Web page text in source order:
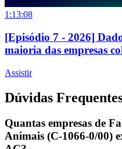
1:13:08
[Episódio 7 - 2026]
maioria das empresas
Assistir
Dúvidas
Quantas empresas de
Animais (C-1066-0/00)